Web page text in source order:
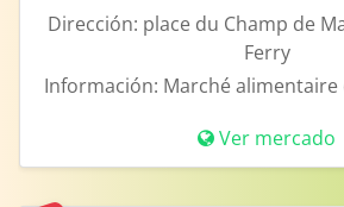
Dirección: place du Champ de
Ferry
Información: Marché
Ver mercado